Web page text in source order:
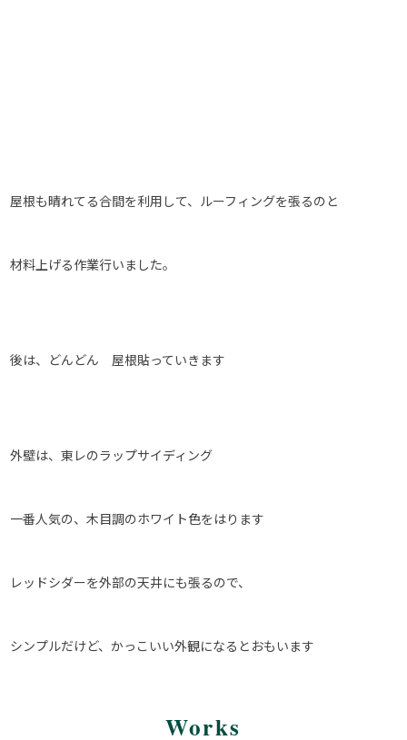
屋根も晴れてる合間を利用して、ルーフィングを張るのと
材料上げる作業行いました。
後は、どんどん 屋根貼っていきます
外壁は、東レのラップサイディング
一番人気の、木目調のホワイト色をはります
レッドシダーを外部の天井にも張るので、
シンプルだけど、かっこいい外観になるとおもいます
Works